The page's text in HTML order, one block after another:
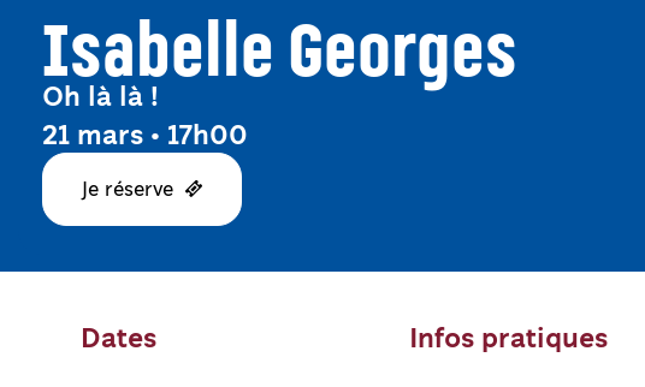
Isabelle Georges
Oh là là !
21 mars • 17h00
Je réserve
Dates Infos pratiques